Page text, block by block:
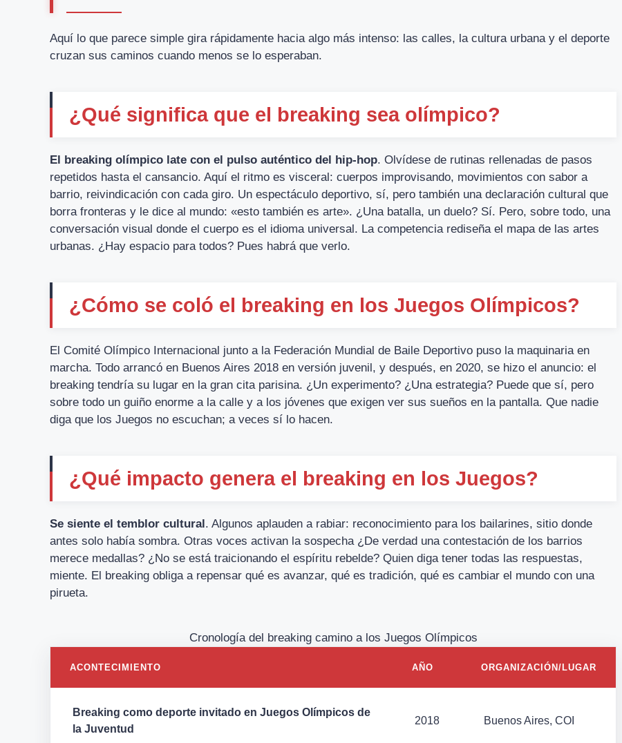
Aquí lo que parece simple gira rápidamente hacia algo más intenso: las calles, la cultura urbana y el deporte
cruzan sus caminos cuando menos se lo esperaban.
¿Qué significa que el breaking sea olímpico?
El breaking olímpico late con el pulso auténtico del hip-hop. Olvídese de rutinas rellenadas de pasos
repetidos hasta el cansancio. Aquí el ritmo es visceral: cuerpos improvisando, movimientos con sabor a
barrio, reivindicación con cada giro. Un espectáculo deportivo, sí, pero también una declaración cultural que
borra fronteras y le dice al mundo: «esto también es arte». ¿Una batalla, un duelo? Sí. Pero, sobre todo, una
conversación visual donde el cuerpo es el idioma universal. La competencia rediseña el mapa de las artes
urbanas. ¿Hay espacio para todos? Pues habrá que verlo.
¿Cómo se coló el breaking en los Juegos Olímpicos?
El Comité Olímpico Internacional junto a la Federación Mundial de Baile Deportivo puso la maquinaria en
marcha. Todo arrancó en Buenos Aires 2018 en versión juvenil, y después, en 2020, se hizo el anuncio: el
breaking tendría su lugar en la gran cita parisina. ¿Un experimento? ¿Una estrategia? Puede que sí, pero
sobre todo un guiño enorme a la calle y a los jóvenes que exigen ver sus sueños en la pantalla. Que nadie
diga que los Juegos no escuchan; a veces sí lo hacen.
¿Qué impacto genera el breaking en los Juegos?
Se siente el temblor cultural . Algunos aplauden a rabiar: reconocimiento para los bailarines, sitio donde
antes solo había sombra. Otras voces activan la sospecha ¿De verdad una contestación de los barrios
merece medallas? ¿No se está traicionando el espíritu rebelde? Quien diga tener todas las respuestas,
miente. El breaking obliga a repensar qué es avanzar, qué es tradición, qué es cambiar el mundo con una
pirueta.
Cronología del breaking camino a los Juegos Olímpicos
ACONTECIMIENTO AÑO ORGANIZACIÓN/LUGAR
Breaking como deporte invitado en Juegos Olímpicos de
la Juventud
2018 Buenos Aires, COI